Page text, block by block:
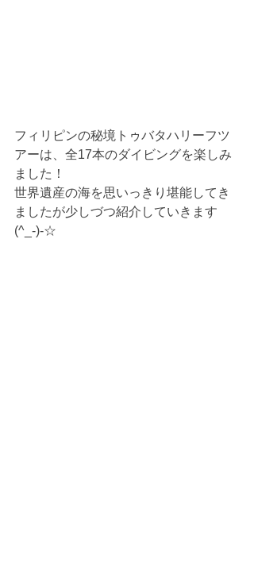
フィリピンの秘境トゥバタハリーフツ
アーは、全17本のダイビングを楽しみ
ました！
世界遺産の海を思いっきり堪能してき
ましたが少しづつ紹介していきます
(^_-)-☆